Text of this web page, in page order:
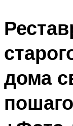
дома